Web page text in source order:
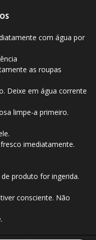
com água por
as roupas
Deixe em água corrente
limpe-a primeiro.
imediatamente.
produto for ingerida.
consciente. Não